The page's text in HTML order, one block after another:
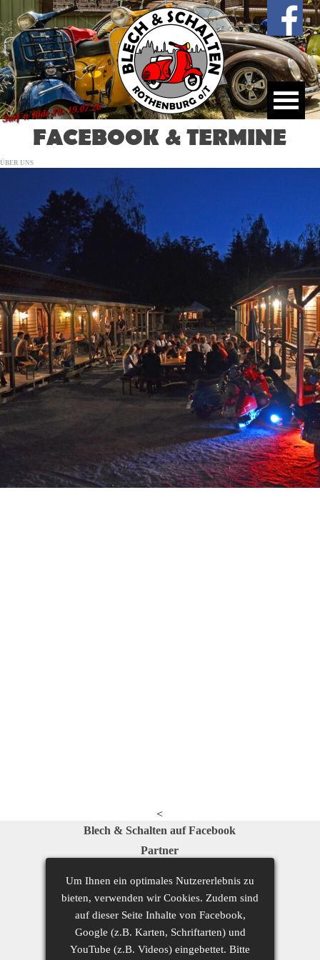
Surf`n`Ride 18.-19.07.26
FACEBOOK & TERMINE
ÜBER UNS
<
Blech & Schalten auf Facebook
Partner
Um Ihnen ein optimales Nutzererlebnis zu
bieten, verwenden wir Cookies. Zudem sind
auf dieser Seite Inhalte von Facebook,
Google (z.B. Karten, Schriftarten) und
YouTube (z.B. Videos) eingebettet. Bitte